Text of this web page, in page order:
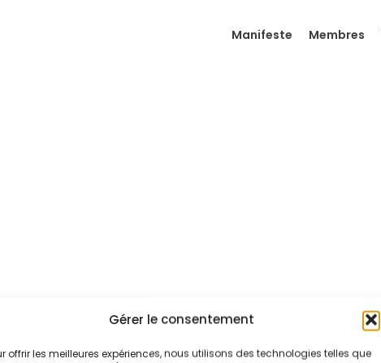
Gérer le consentement
offrir les meilleures expériences, nous utilisons des technologies telles que
Manifeste Membres